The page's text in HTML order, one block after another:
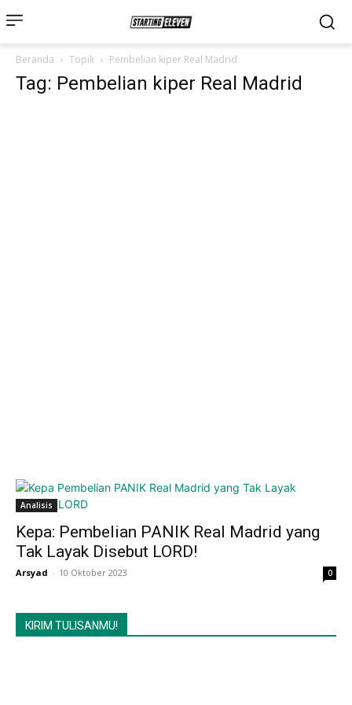
Beranda Topik Pembelian kiper Real Madrid
Tag: Pembelian kiper Real Madrid
Analisis
Kepa: Pembelian PANIK Real Madrid yang
Tak Layak Disebut LORD!
Arsyad - 10 Oktober 2023 0
KIRIM TULISANMU!